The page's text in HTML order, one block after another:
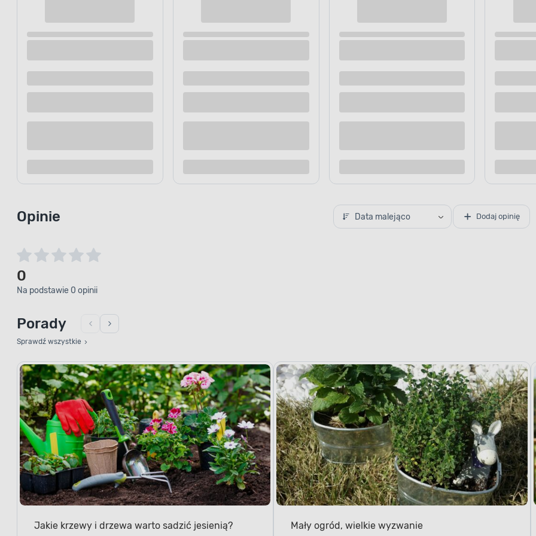
Dostępne z dostawą
Dostępne w sklepie
Kup teraz
Dostępne z dostawą
Dostępne w sklepie
Kup teraz
Dostępne z dostawą
Dostępne w sklepie
Kup
Data malejąco Dodaj opinię
0
Na podstawie 0 opinii
Sprawdź wszystkie